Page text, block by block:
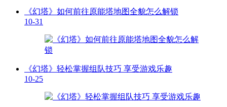
《幻塔》如何前往原能塔地图全貌怎么解锁
10-31
《幻塔》轻松掌握组队技巧 享受游戏乐趣
10-25